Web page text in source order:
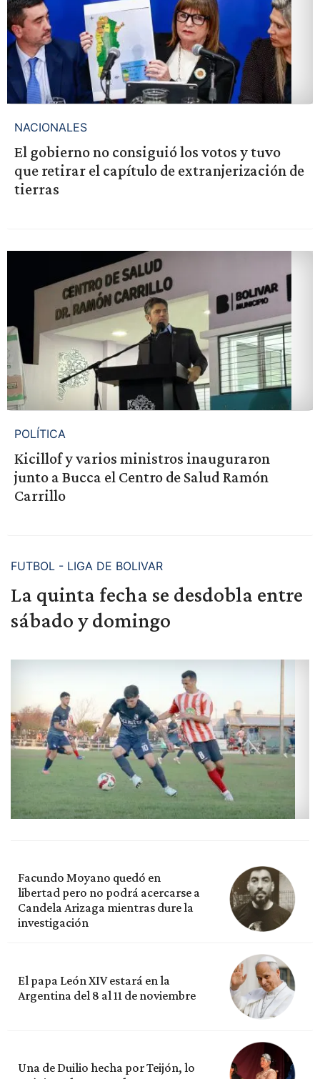
NACIONALES
El gobierno no consiguió los votos y tuvo
que retirar el capítulo de extranjerización de
tierras
POLÍTICA
Kicillof y varios ministros inauguraron
junto a Bucca el Centro de Salud Ramón
Carrillo
FUTBOL - LIGA DE BOLIVAR
La quinta fecha se desdobla entre
sábado y domingo
Facundo Moyano quedó en
libertad pero no podrá acercarse a
Candela Arizaga mientras dure la
investigación
El papa León XIV estará en la
Argentina del 8 al 11 de noviembre
Una de Duilio hecha por Teijón, lo